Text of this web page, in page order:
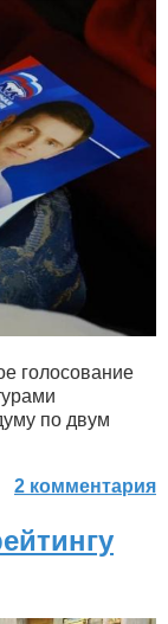
голосование
по двум
2 комментария